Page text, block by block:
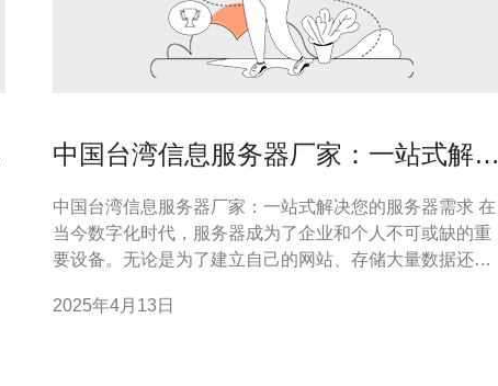
中国台湾信息服务器厂家：一站式解决
中国台湾信息服务器厂家：一站式解决您的服务器需求 在
当今数字化时代，服务器成为了企业和个人不可或缺的重
要设备。无论是为了建立自己的网站、存储大量数据还是
然而，选择一台高性能、稳定可靠的服务器并不容易。为
2025年4月13日